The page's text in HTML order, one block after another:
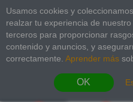
Usamos cookies y
realzar tu experiencia de
terceros para proporcionar
contenido y anuncios, y
correctamente. Aprender más
OK